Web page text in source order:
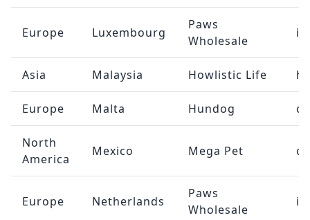
Europe Luxembourg
Paws
Wholesale
Asia Malaysia Howlistic Life
Europe Malta Hundog
North
America
Mexico Mega Pet
Europe Netherlands
Paws
Wholesale